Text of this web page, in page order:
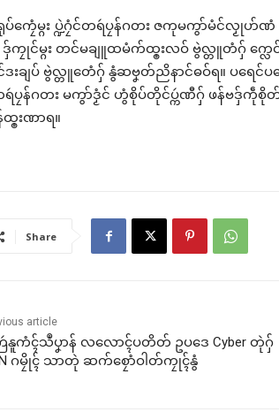
ကၠေံမ္ဂး ပ္ဍဲဂၠံင်တရဴပၠန်ဂတး ဇကုမကွာ်မံင်လၟု
ဒှ်ကၠုင်မ္ဂး တင်မချူထမံက်ထ္ၜးလဝ် ဗွဲလ္တူတံဂှ် က္
းချပ် ဗွဲလ္တူတေံဂှ် နွံဆဗၞတ်ညိနာင်ဓဝ်ရ။ ပရေင်ပ
ပၠန်ဂတး မကွာ်ဒၟံင် ဟွံစိုပ်တိုင်ပ္ကဴဏီဂှ် ဖန်ဗဒှ်ကဵုစို
ထ္ၜးဏာရ။
Share
article
နူကံၚ်သဳပၞာန် လလောၚ်ပတိတ် ဥပဒေ Cyber တုဲဂှ်
ဂမၠိုၚ် သာတုဲ ဆက်စၠောံဝါတ်ကၠုၚ်နွံ